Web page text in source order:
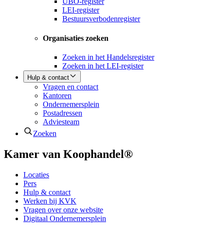
LEI-register
Bestuursverbodenregister
Organisaties zoeken
Zoeken in het Handelsregister
Zoeken in het LEI-register
Hulp & contact
Vragen en contact
Kantoren
Ondernemersplein
Postadressen
Adviesteam
Zoeken
Kamer van Koophandel®
Locaties
Pers
Hulp & contact
Werken bij KVK
Vragen over onze website
Digitaal Ondernemersplein